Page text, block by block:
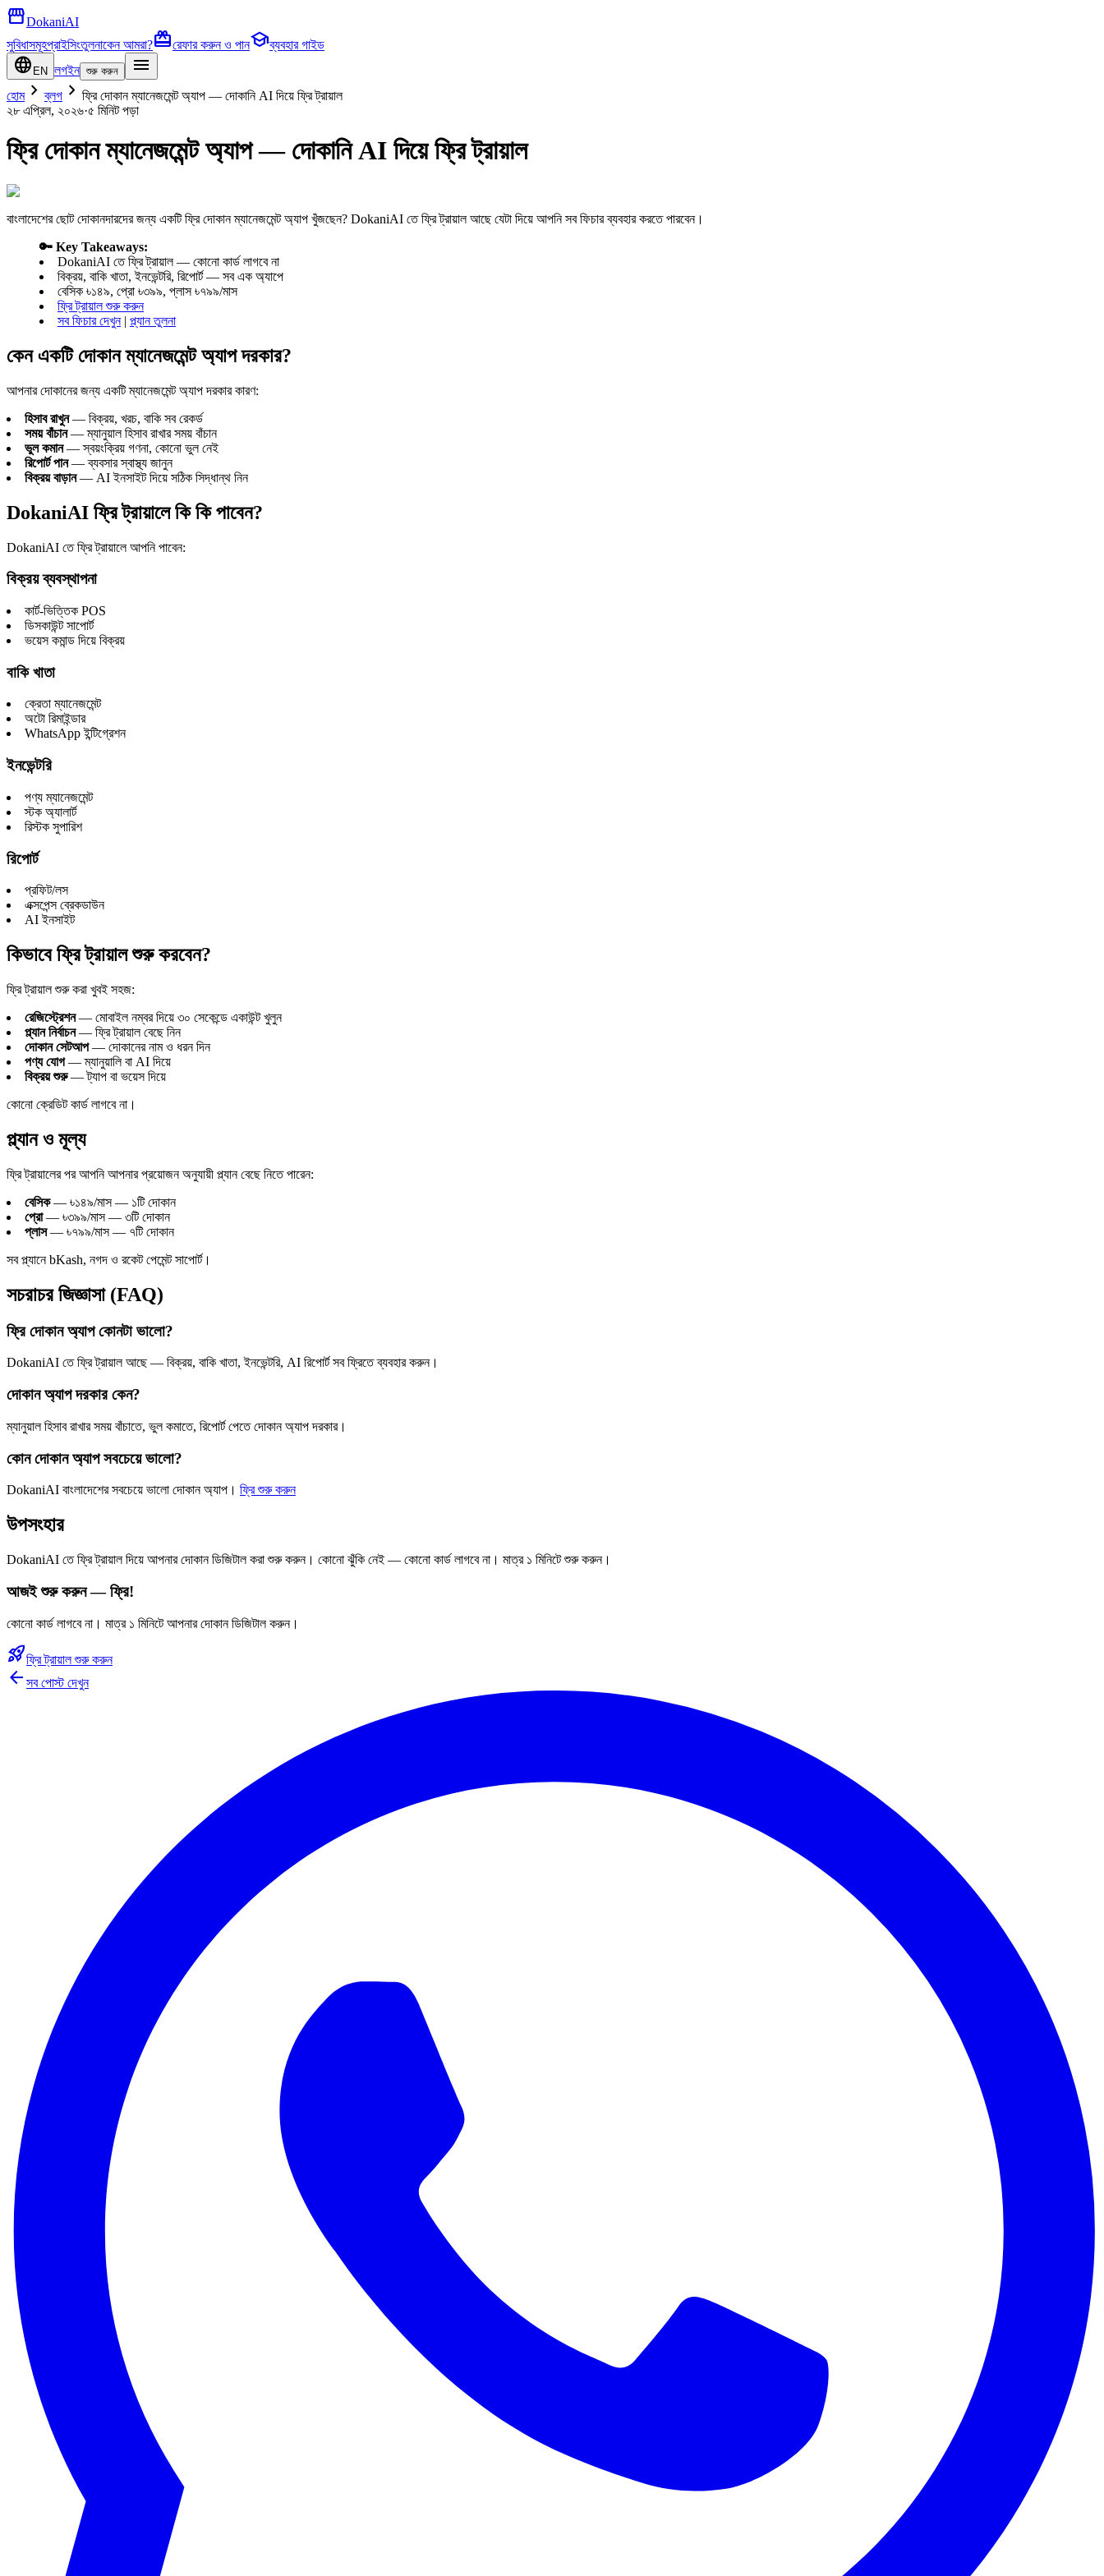
storefrontDokaniAI
সুবিধাসমূহপ্রাইসিংতুলনাকেন আমরা?card_giftcardরেফার করুন ও পানschoolব্যবহার গাইড
language EN লগইন শুরু করুন menu
হোমchevron_rightব্লগ chevron_right ফ্রি দোকান ম্যানেজমেন্ট অ্যাপ — দোকানি AI দিয়ে ফ্রি ট্রায়াল
২৮ এপ্রিল, ২০২৬·৫ মিনিটপড়া
ফ্রি দোকান ম্যানেজমেন্ট অ্যাপ — দোকানি AI দিয়ে ফ্রি ট্রায়াল
বাংলাদেশের ছোট দোকানদারদের জন্য একটি ফ্রি দোকান ম্যানেজমেন্ট অ্যাপ খুঁজছেন? DokaniAI তে ফ্রি ট্রায়াল আছে যেটা দিয়ে আপনি সব ফিচার ব্যবহার করতে পারবেন।
🔑 Key Takeaways:
DokaniAI তে ফ্রি ট্রায়াল — কোনো কার্ড লাগবে না
বিক্রয়, বাকি খাতা, ইনভেন্টরি, রিপোর্ট — সব এক অ্যাপে
বেসিক ৳১৪৯, প্রো ৳৩৯৯, প্লাস ৳৭৯৯/মাস
ফ্রি ট্রায়াল শুরু করুন
সব ফিচার দেখুন| প্ল্যান তুলনা
কেন একটি দোকান ম্যানেজমেন্ট অ্যাপ দরকার?
আপনার দোকানের জন্য একটি ম্যানেজমেন্ট অ্যাপ দরকার কারণ:
হিসাব রাখুন— বিক্রয়, খরচ, বাকি সব রেকর্ড
সময় বাঁচান— ম্যানুয়াল হিসাব রাখার সময় বাঁচান
ভুল কমান— স্বয়ংক্রিয় গণনা, কোনো ভুল নেই
রিপোর্ট পান— ব্যবসার স্বাস্থ্য জানুন
বিক্রয় বাড়ান— AI ইনসাইট দিয়ে সঠিক সিদ্ধান্থ নিন
DokaniAI ফ্রি ট্রায়ালে কি কি পাবেন?
DokaniAI তে ফ্রি ট্রায়ালে আপনি পাবেন:
বিক্রয় ব্যবস্থাপনা
কার্ট-ভিত্তিক POS
ডিসকাউন্ট সাপোর্ট
ভয়েস কমান্ড দিয়ে বিক্রয়
বাকি খাতা
ক্রেতা ম্যানেজমেন্ট
অটো রিমাইন্ডার
WhatsApp ইন্টিগ্রেশন
ইনভেন্টরি
পণ্য ম্যানেজমেন্ট
স্টক অ্যালার্ট
রিস্টক সুপারিশ
রিপোর্ট
প্রফিট/লস
এক্সপেন্স ব্রেকডাউন
AI ইনসাইট
কিভাবে ফ্রি ট্রায়াল শুরু করবেন?
ফ্রি ট্রায়াল শুরু করা খুবই সহজ:
রেজিস্ট্রেশন— মোবাইল নম্বর দিয়ে ৩০ সেকেন্ডে একাউন্ট খুলুন
প্ল্যান নির্বাচন— ফ্রি ট্রায়াল বেছে নিন
দোকান সেটআপ— দোকানের নাম ও ধরন দিন
পণ্য যোগ— ম্যানুয়ালি বা AI দিয়ে
বিক্রয় শুরু— ট্যাপ বা ভয়েস দিয়ে
কোনো ক্রেডিট কার্ড লাগবে না।
প্ল্যান ও মূল্য
ফ্রি ট্রায়ালের পর আপনি আপনার প্রয়োজন অনুযায়ী প্ল্যান বেছে নিতে পারেন:
বেসিক— ৳১৪৯/মাস — ১টি দোকান
প্রো— ৳৩৯৯/মাস — ৩টি দোকান
প্লাস— ৳৭৯৯/মাস — ৭টি দোকান
সব প্ল্যানে bKash, নগদ ও রকেট পেমেন্ট সাপোর্ট।
সচরাচর জিজ্ঞাসা (FAQ)
ফ্রি দোকান অ্যাপ কোনটা ভালো?
DokaniAI তে ফ্রি ট্রায়াল আছে — বিক্রয়, বাকি খাতা, ইনভেন্টরি, AI রিপোর্ট সব ফ্রিতে ব্যবহার করুন।
দোকান অ্যাপ দরকার কেন?
ম্যানুয়াল হিসাব রাখার সময় বাঁচাতে, ভুল কমাতে, রিপোর্ট পেতে দোকান অ্যাপ দরকার।
কোন দোকান অ্যাপ সবচেয়ে ভালো?
DokaniAI বাংলাদেশের সবচেয়ে ভালো দোকান অ্যাপ। ফ্রি শুরু করুন
উপসংহার
DokaniAI তে ফ্রি ট্রায়াল দিয়ে আপনার দোকান ডিজিটাল করা শুরু করুন। কোনো ঝুঁকি নেই — কোনো কার্ড লাগবে না। মাত্র ১ মিনিটে শুরু করুন।
আজই শুরু করুন — ফ্রি!
কোনো কার্ড লাগবে না। মাত্র ১ মিনিটে আপনার দোকান ডিজিটাল করুন।
rocket_launchফ্রি ট্রায়াল শুরু করুন
arrow_back সব পোস্ট দেখুন